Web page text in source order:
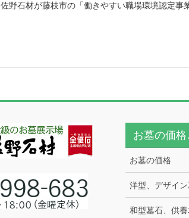
佐野石材が藤枝市の「働きやすい職場環境認定事
お墓の価格
お墓の価格
洋型、デザイ
和型墓石、供